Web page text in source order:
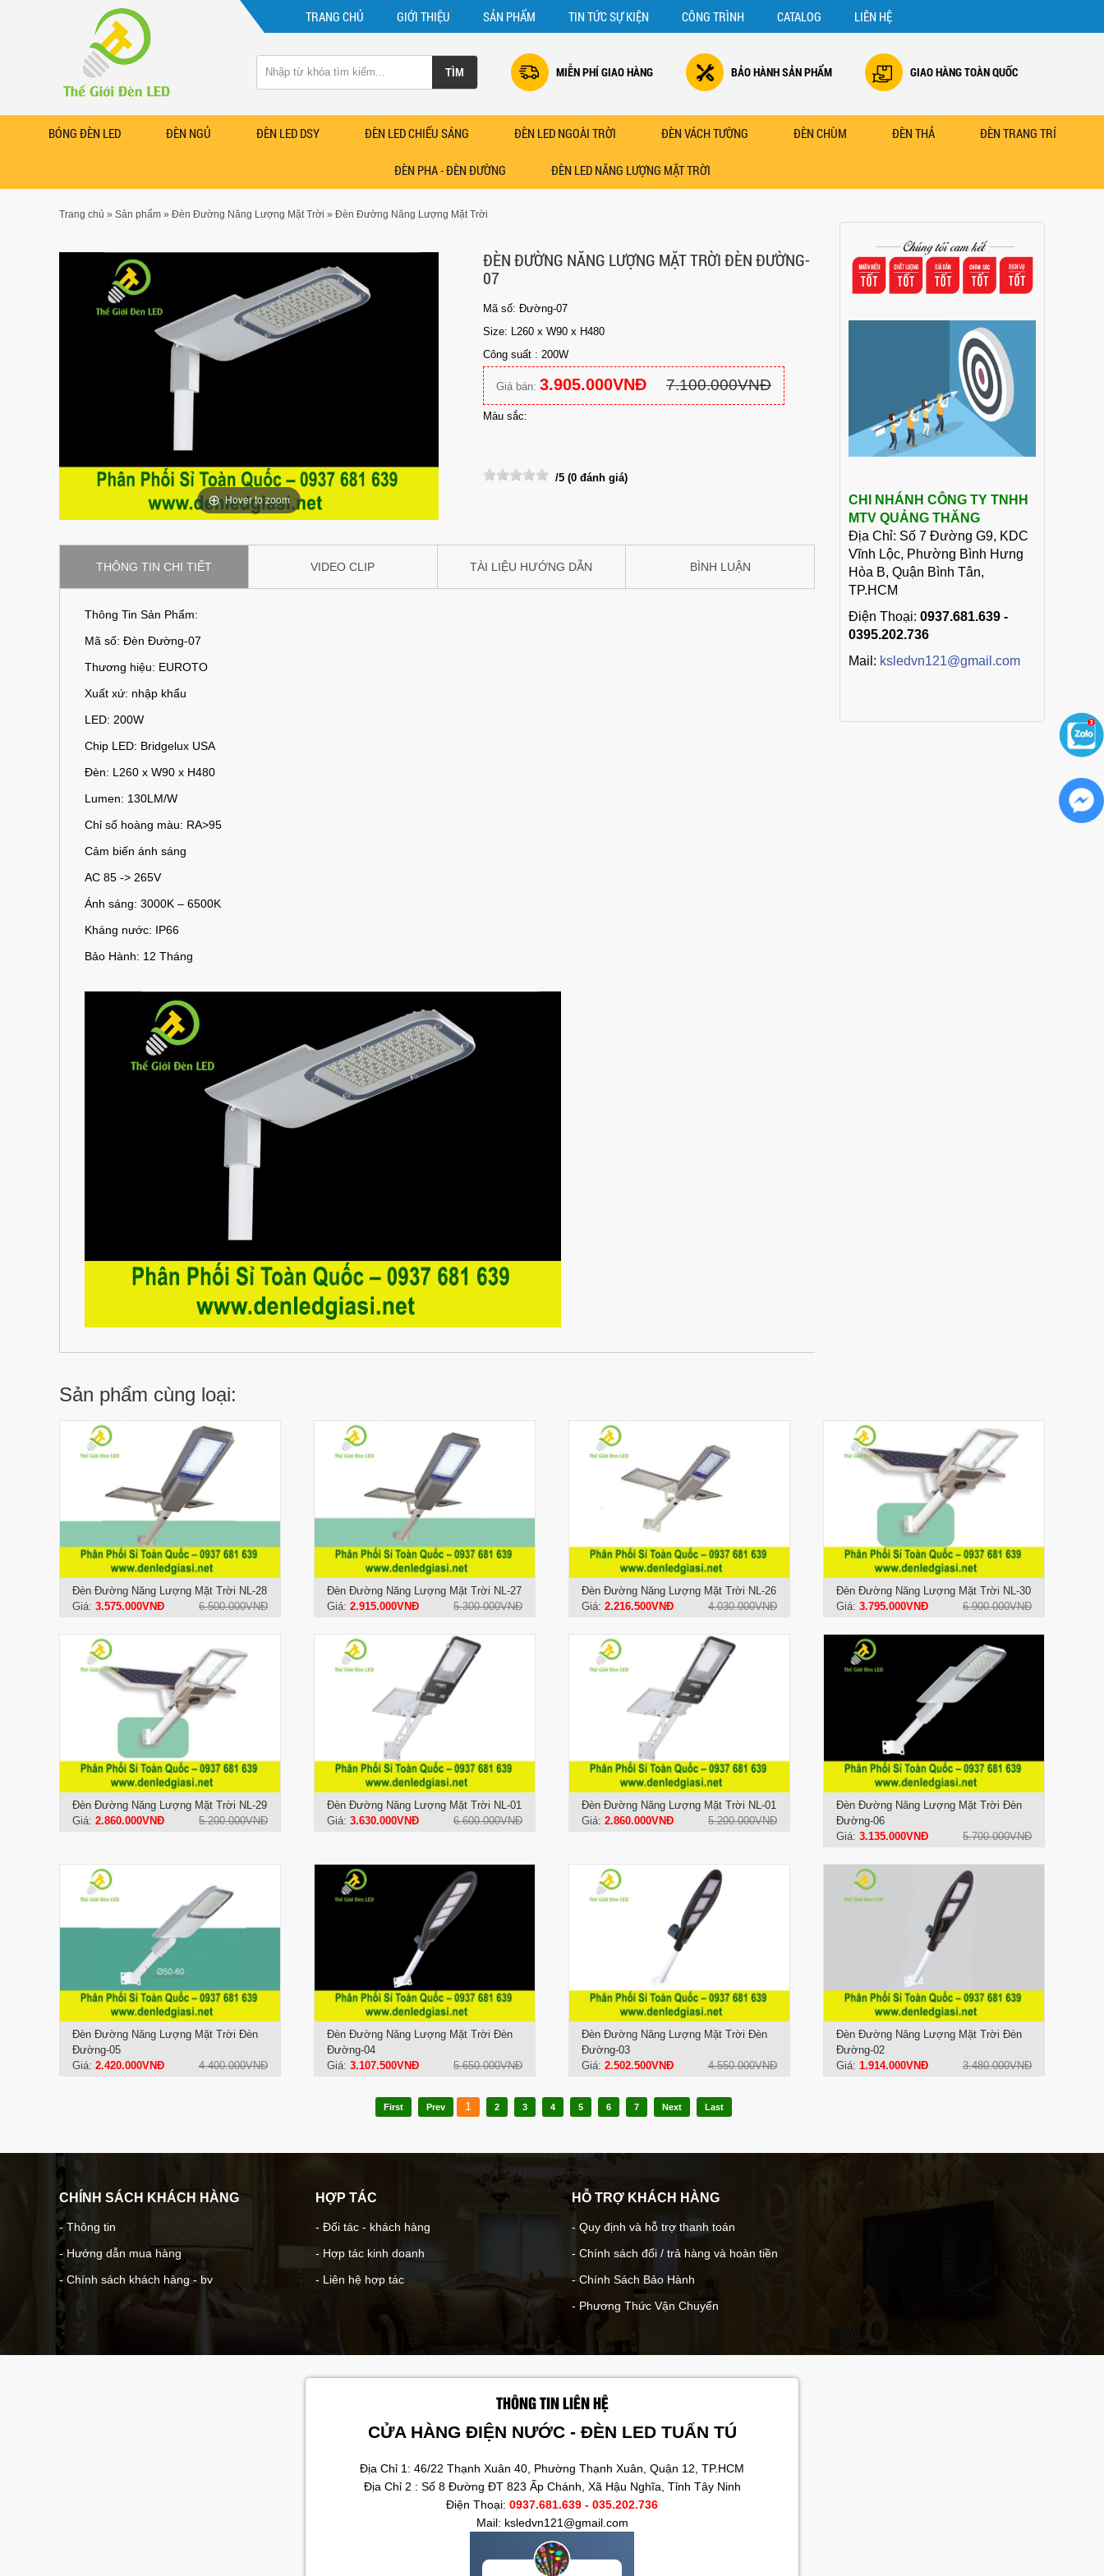
MIỄN PHÍ GIAO HÀNG BẢO HÀNH SẢN PHẨM GIAO HÀNG TOÀN QUỐC
TRANG CHỦ GIỚI THIỆU SẢN PHẨM TIN TỨC SỰ KIỆN CÔNG TRÌNH CATALOG LIÊN HỆ
BÓNG ĐÈN LED ĐÈN NGỦ ĐÈN LED DSY ĐÈN LED CHIẾU SÁNG ĐÈN LED NGOÀI TRỜI ĐÈN VÁCH TƯỜNG ĐÈN CHÙM ĐÈN THẢ ĐÈN TRANG TRÍ
ĐÈN PHA - ĐÈN ĐƯỜNG ĐÈN LED NĂNG LƯỢNG MẶT TRỜI
Trang chủ » Sản phẩm » Đèn Đường Năng Lượng Mặt Trời » Đèn Đường Năng Lượng Mặt Trời
Hover to zoom
ĐÈN ĐƯỜNG NĂNG LƯỢNG MẶT TRỜI ĐÈN ĐƯỜNG-
07
Mã số: Đường-07
Size: L260 x W90 x H480
Công suất : 200W
Giá bán: 3.905.000VNĐ 7.100.000VNĐ
Màu sắc:
/5 (0 đánh giá)
THÔNG TIN CHI TIẾT VIDEO CLIP TÀI LIỆU HƯỚNG DẪN BÌNH LUẬN
Thông Tin Sản Phẩm:
Mã số: Đèn Đường-07
Thương hiệu: EUROTO
Xuất xứ: nhập khẩu
LED: 200W
Chip LED: Bridgelux USA
Đèn: L260 x W90 x H480
Lumen: 130LM/W
Chỉ số hoàng màu: RA>95
Cảm biến ánh sáng
AC 85 -> 265V
Ánh sáng: 3000K – 6500K
Kháng nước: IP66
Bảo Hành: 12 Tháng
CHI NHÁNH CÔNG TY TNHH
MTV QUẢNG THĂNG
Địa Chỉ: Số 7 Đường G9, KDC
Vĩnh Lộc, Phường Bình Hưng
Hòa B, Quận Bình Tân,
TP.HCM
Điện Thoại: 0937.681.639 -
0395.202.736
Mail: ksledvn121@gmail.com
Sản phẩm cùng loại:
Đèn Đường Năng Lượng Mặt Trời NL-28
Giá: 3.575.000VNĐ 6.500.000VNĐ
Đèn Đường Năng Lượng Mặt Trời NL-27
Giá: 2.915.000VNĐ 5.300.000VNĐ
Đèn Đường Năng Lượng Mặt Trời NL-26
Giá: 2.216.500VNĐ 4.030.000VNĐ
Đèn Đường Năng Lượng Mặt Trời NL-30
Giá: 3.795.000VNĐ 6.900.000VNĐ
Đèn Đường Năng Lượng Mặt Trời NL-29
Giá: 2.860.000VNĐ 5.200.000VNĐ
Đèn Đường Năng Lượng Mặt Trời NL-01
Giá: 3.630.000VNĐ 6.600.000VNĐ
Đèn Đường Năng Lượng Mặt Trời NL-01
Giá: 2.860.000VNĐ 5.200.000VNĐ
Đèn Đường Năng Lượng Mặt Trời Đèn
Đường-06
Giá: 3.135.000VNĐ 5.700.000VNĐ
Đèn Đường Năng Lượng Mặt Trời Đèn
Đường-05
Giá: 2.420.000VNĐ 4.400.000VNĐ
Đèn Đường Năng Lượng Mặt Trời Đèn
Đường-04
Giá: 3.107.500VNĐ 5.650.000VNĐ
Đèn Đường Năng Lượng Mặt Trời Đèn
Đường-03
Giá: 2.502.500VNĐ 4.550.000VNĐ
Đèn Đường Năng Lượng Mặt Trời Đèn
Đường-02
Giá: 1.914.000VNĐ 3.480.000VNĐ
First Prev 1 2 3 4 5 6 7 Next Last
CHÍNH SÁCH KHÁCH HÀNG
- Thông tin
- Hướng dẫn mua hàng
- Chính sách khách hàng - bv
HỢP TÁC
- Đối tác - khách hàng
- Hợp tác kinh doanh
- Liên hệ hợp tác
HỖ TRỢ KHÁCH HÀNG
- Quy định và hỗ trợ thanh toán
- Chính sách đổi / trả hàng và hoàn tiền
- Chính Sách Bảo Hành
- Phương Thức Vận Chuyển
THÔNG TIN LIÊN HỆ
CỬA HÀNG ĐIỆN NƯỚC - ĐÈN LED TUẤN TÚ
Địa Chỉ 1: 46/22 Thạnh Xuân 40, Phường Thạnh Xuân, Quận 12, TP.HCM
Địa Chỉ 2 : Số 8 Đường ĐT 823 Ấp Chánh, Xã Hậu Nghĩa, Tỉnh Tây Ninh
Điện Thoại: 0937.681.639 - 035.202.736
Mail: ksledvn121@gmail.com